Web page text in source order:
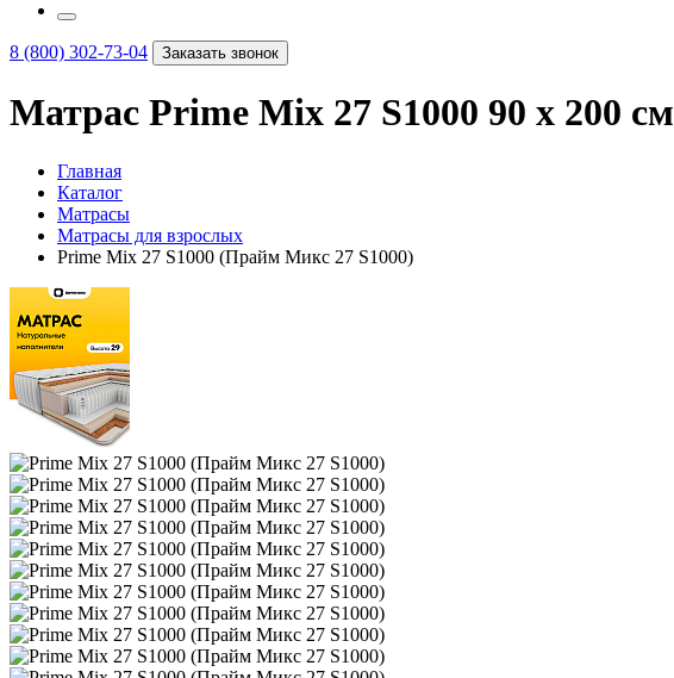
8 (800) 302-73-04 Заказать звонок
Матрас Prime Mix 27 S1000 90 х 200 см
Главная
Каталог
Матрасы
Матрасы для взрослых
Prime Mix 27 S1000 (Прайм Микс 27 S1000)